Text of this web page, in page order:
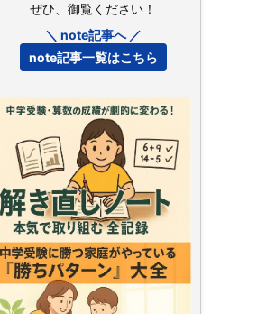
ぜひ、御覧ください！
＼ note記事へ ／
note記事一覧はこちら